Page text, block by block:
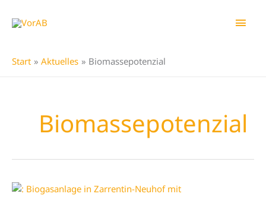
Inhalt
Start Aktuelles Biomassepotenzial
Biomassepotenzial